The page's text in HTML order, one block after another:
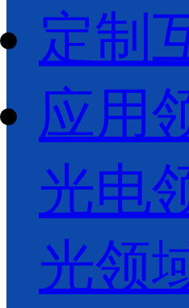
定制
应用
光电
光领